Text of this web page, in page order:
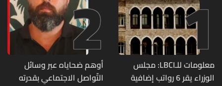
1
معلومات للـLBCI: مجلس
الوزراء يقر 6 رواتب إضافية
2
أوهم ضحاياه عبر وسائل
التّواصل الاجتماعي بقدرته